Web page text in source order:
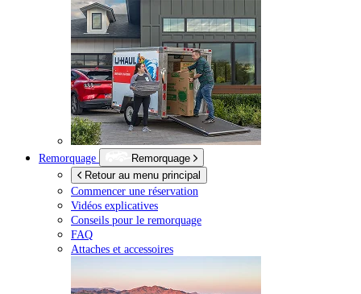
Remorquage
Remorquage
Retour au menu principal
Commencer une réservation
Vidéos explicatives
Conseils pour le remorquage
FAQ
Attaches et accessoires